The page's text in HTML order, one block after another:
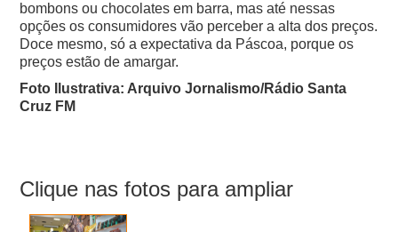
bombons ou chocolates em barra, mas até nessas
opções os consumidores vão perceber a alta dos preços.
Doce mesmo, só a expectativa da Páscoa, porque os
preços estão de amargar.
Foto Ilustrativa: Arquivo Jornalismo/Rádio Santa
Cruz FM
Clique nas fotos para ampliar